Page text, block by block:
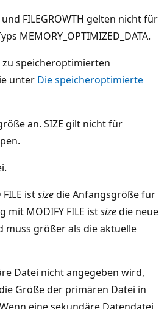
FILEGROWTH gelten nicht für
MEMORY_OPTIMIZED_DATA.
speicheroptimierten
unter Die speicheroptimierte
an. SIZE gilt nicht für
istsizedie Anfangsgröße für
mit MODIFY FILE istsizedie neue
muss größer als die aktuelle
Datei nicht angegeben wird,
Größe der primären Datei in
eine sekundäre Datendatei